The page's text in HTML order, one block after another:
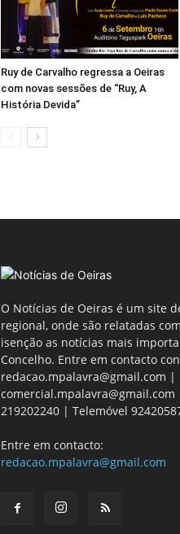
Ruy de Carvalho regressa a Oeiras
com novas sessões de “Ruy, A
História Devida”
O Notícias de Oeiras é um site
regional, onde são relatadas
isenção as notícias mais
Concelho. Entre em contacto
redacao.mpalavra@gmail.com |
219202240 | Telemóvel
Entre em contacto:
redacao.mpalavra@gmail.com